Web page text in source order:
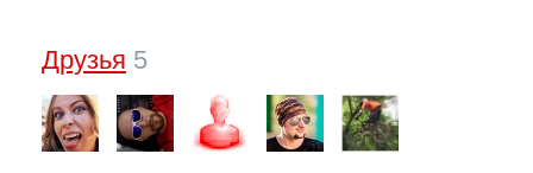
Друзья 5